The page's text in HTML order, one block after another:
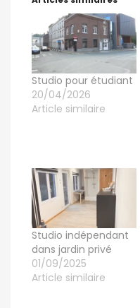
Studio pour étudiant
20/04/2026
Article similaire
Studio indépendant
dans jardin privé
01/09/2025
Article similaire